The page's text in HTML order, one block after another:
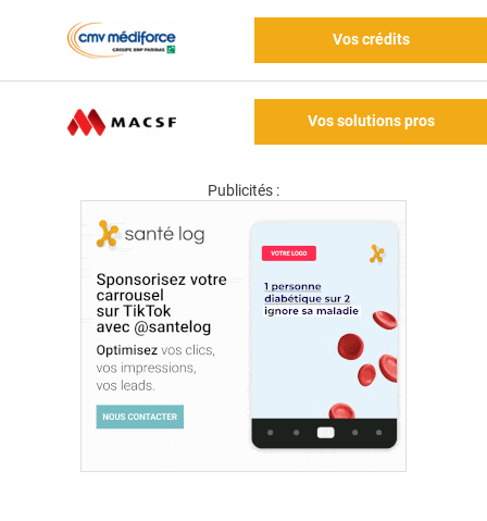
Vos crédits
Vos solutions pros
Publicités :